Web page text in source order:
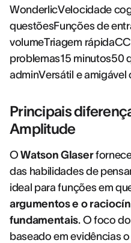
WonderlicVelocidade
questõesFunções de
volumeTriagem
problemas15 minutos50
adminVersátil e amigável
Principais
Amplitude
OWatson Glaser
das habilidades de
ideal para funções em
argumentos e o
fundamentais. O foco
baseado em evidências